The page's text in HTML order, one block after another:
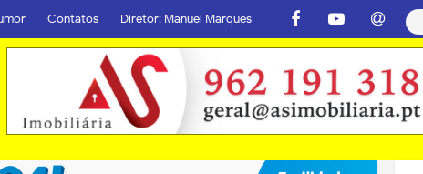
Contatos Diretor: Manuel Marques